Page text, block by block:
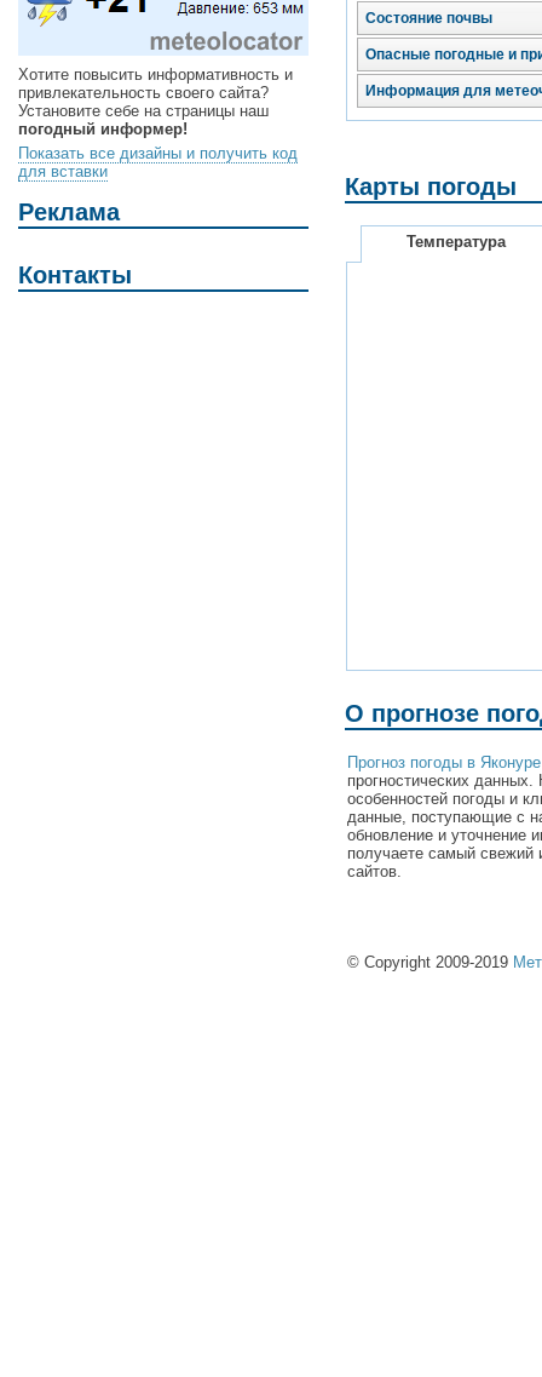
Хотите повысить информативность и
привлекательность своего сайта?
Установите себе на страницы наш
погодный информер!
Показать все дизайны и получить код
для вставки
Реклама
Контакты
Состояние почвы
Опасные погодные и
Информация для
Карты погоды
Температура
О прогнозе
Прогноз погоды в Яконуре
прогностических
особенностей погоды и
данные, поступающие с
обновление и уточнение
получаете самый свежий
сайтов.
© Copyright 2009-2019